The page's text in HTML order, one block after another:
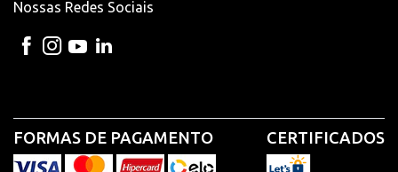
Nossas Redes Sociais
FORMAS DE PAGAMENTO CERTIFICADOS